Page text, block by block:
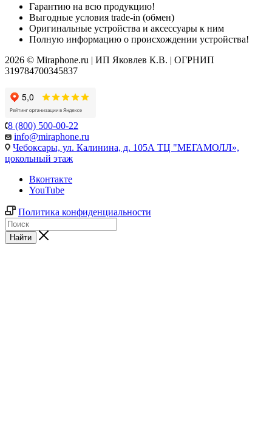
Гарантию на всю продукцию!
Выгодные условия trade-in (обмен)
Оригинальные устройства и аксессуары к ним
Полную информацию о происхождении устройства!
2026 © Miraphone.ru | ИП Яковлев К.В. | ОГРНИП
319784700345837
8 (800) 500-00-22
info@miraphone.ru
Чебоксары, ул. Калинина, д. 105А ТЦ "МЕГАМОЛЛ»,
цокольный этаж
Вконтакте
YouTube
Политика конфиденциальности
Найти